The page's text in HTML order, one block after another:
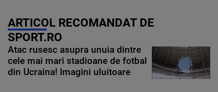
ARTICOL RECOMANDAT DE
SPORT.RO
Atac rusesc asupra unuia dintre
cele mai mari stadioane de fotbal
din Ucraina! Imagini uluitoare